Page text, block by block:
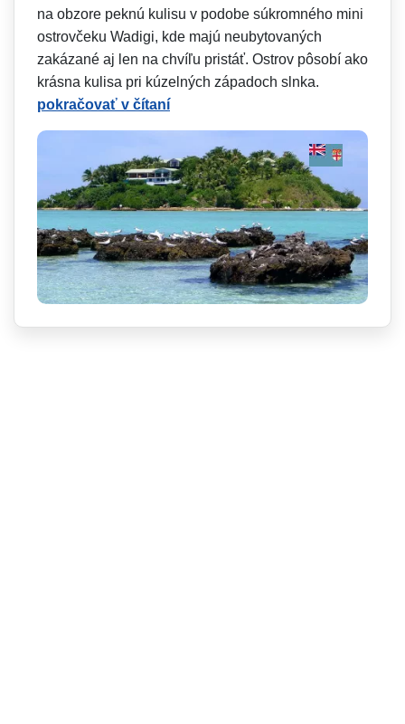
na obzore peknú kulisu v podobe súkromného mini
ostrovčeku Wadigi, kde majú neubytovaných
zakázané aj len na chvíľu pristáť. Ostrov pôsobí ako
krásna kulisa pri kúzelných západoch slnka.
pokračovať v čítaní